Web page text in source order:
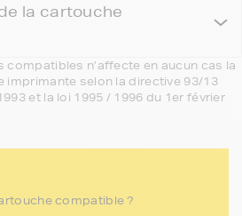
la cartouche
compatibles n’affecte en aucun cas la
imprimante selon la directive 93/13
et la loi 1995 / 1996 du 1er février
compatible ?